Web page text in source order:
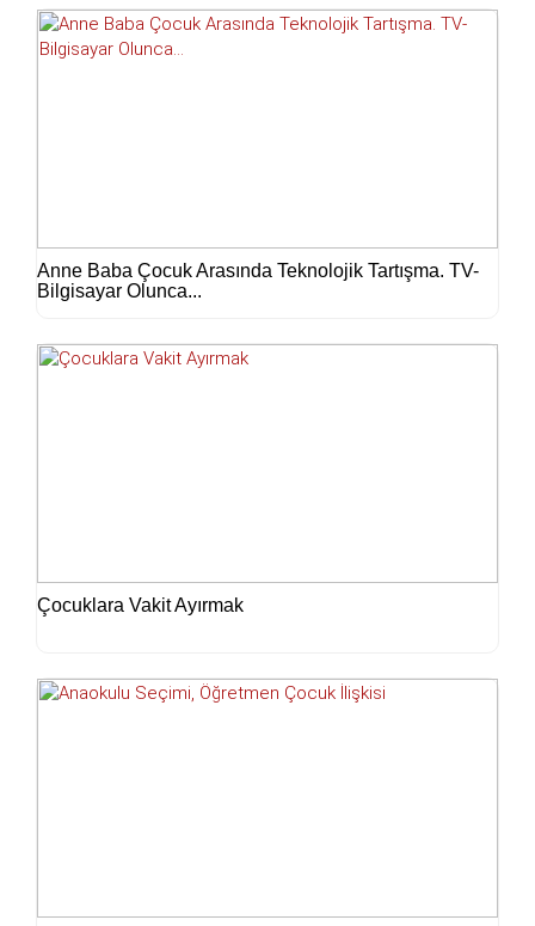
Anne Baba Çocuk Arasında Teknolojik Tartışma. TV-
Bilgisayar Olunca...
Çocuklara Vakit Ayırmak